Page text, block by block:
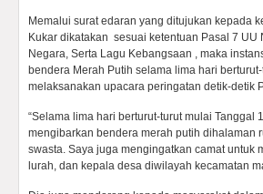
Memalui surat edaran yang ditujukan kepada
Kukar dikatakan sesuai ketentuan Pasal 7
Negara, Serta Lagu Kebangsaan , maka
bendera Merah Putih selama lima hari
melaksanakan upacara peringatan detik-detik
“Selama lima hari berturut-turut mulai Tanggal
mengibarkan bendera merah putih dihalaman
swasta. Saya juga mengingatkan camat
lurah, dan kepala desa diwilayah kecamatan